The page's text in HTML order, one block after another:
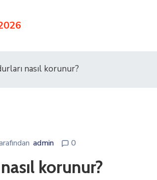
nasıl korunur?
admin 0
korunur?